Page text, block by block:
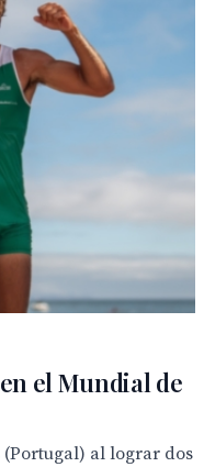
el Mundial de
(Portugal) al lograr dos